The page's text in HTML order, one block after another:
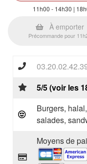
11h00 - 14h30 |
À emporter
Précommande pour
5/5 (voir les
Burgers,
salades,
Moyens de